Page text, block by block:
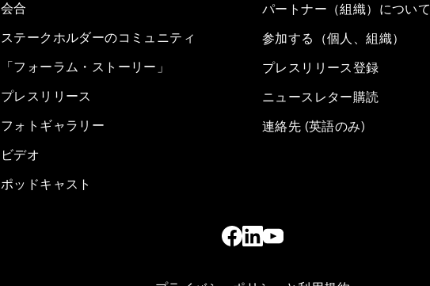
会合
ステークホルダーのコミュニティ
「フォーラム・ストーリー」
プレスリリース
フォトギャラリー
ビデオ
ポッドキャスト
パートナー（組織）について
参加する（個人、組織）
プレスリリース登録
ニュースレター購読
連絡先 (英語のみ)